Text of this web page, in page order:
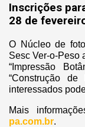
Inscrições
28 de
O Núcleo de
Sesc Ver-o-Peso
“Impressão
“Construção de
interessados
Mais
pa.com.br.